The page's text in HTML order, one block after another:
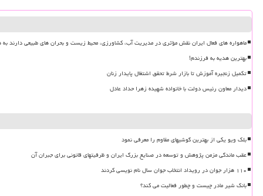
ماهواره های فعال ایران نقش مؤثری در مدیریت آب، کشاورزی، محیط زیست و بحران های طبیعی دارند به
بهترین هدیه به فرزندم!
تکمیل زنجیره آموزش تا بازار شرط تحقق اشتغال پایدار زنان
دیدار معاون رئیس دولت با خانواده شهیده زهرا حداد عادل
بلک ویو یکی از بهترین گوشیهای مقاوم را معرفی نمود
عقب ماندگی مزمن پژوهش و توسعه در صنایع بزرگ ایران و ظرفیتهای قانونی برای جبران آن
۱۱۰ هزار جوان در رویداد انتخاب جوان سال نام نویسی کردند
بانک شیر مادر چیست و چطور فعالیت می کند؟